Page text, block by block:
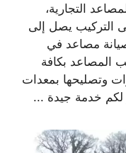
التجارية،
التركيب يصل إلى
مصاعد في
المصاعد بكافة
وتصليحها بمعدات
لكم خدمة جيدة ...